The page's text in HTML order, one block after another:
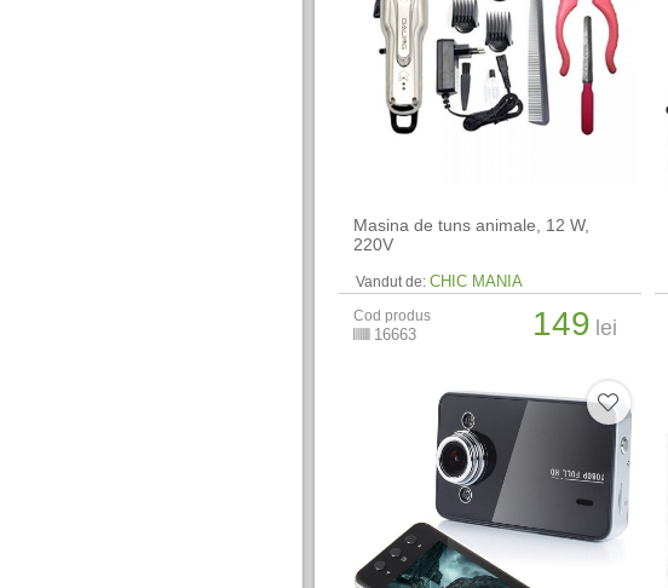
Masina de tuns animale, 12 W,
220V
Vandut de: CHIC MANIA
Cod produs
16663 149 lei